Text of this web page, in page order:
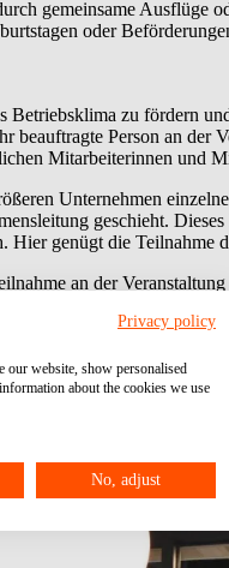
gemeinsame Ausflüge
oder
Betriebsklima zu fördern
beauftragte Person an der
Mitarbeiterinnen und
Unternehmen
geschieht.
Hier genügt die Teilnahme
an der
des Heimwegs ereignet.
Schutz der gesetzlichen
Sie sein:
Privacy policy
our website, show personalised
about the cookies we use
No, adjust